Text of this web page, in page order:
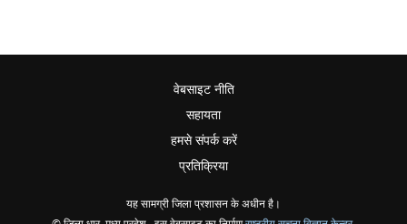
वेबसाइट नीति
सहायता
हमसे संपर्क करें
प्रतिक्रिया
यह सामग्री जिला प्रशासन के अधीन है।